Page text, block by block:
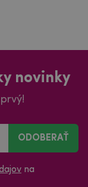
novinky
ODOBERAŤ
na